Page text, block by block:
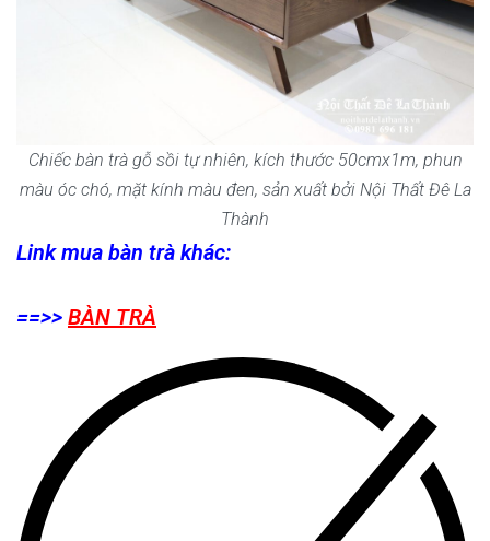
Chiếc bàn trà gỗ sồi tự nhiên, kích thước 50cmx1m, phun
màu óc chó, mặt kính màu đen, sản xuất bởi Nội Thất Đê La
Thành
Link mua bàn trà khác:
==>> BÀN TRÀ